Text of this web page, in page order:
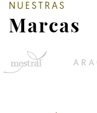
NUESTRAS
Marcas